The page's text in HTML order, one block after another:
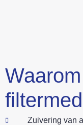
Zuivering van